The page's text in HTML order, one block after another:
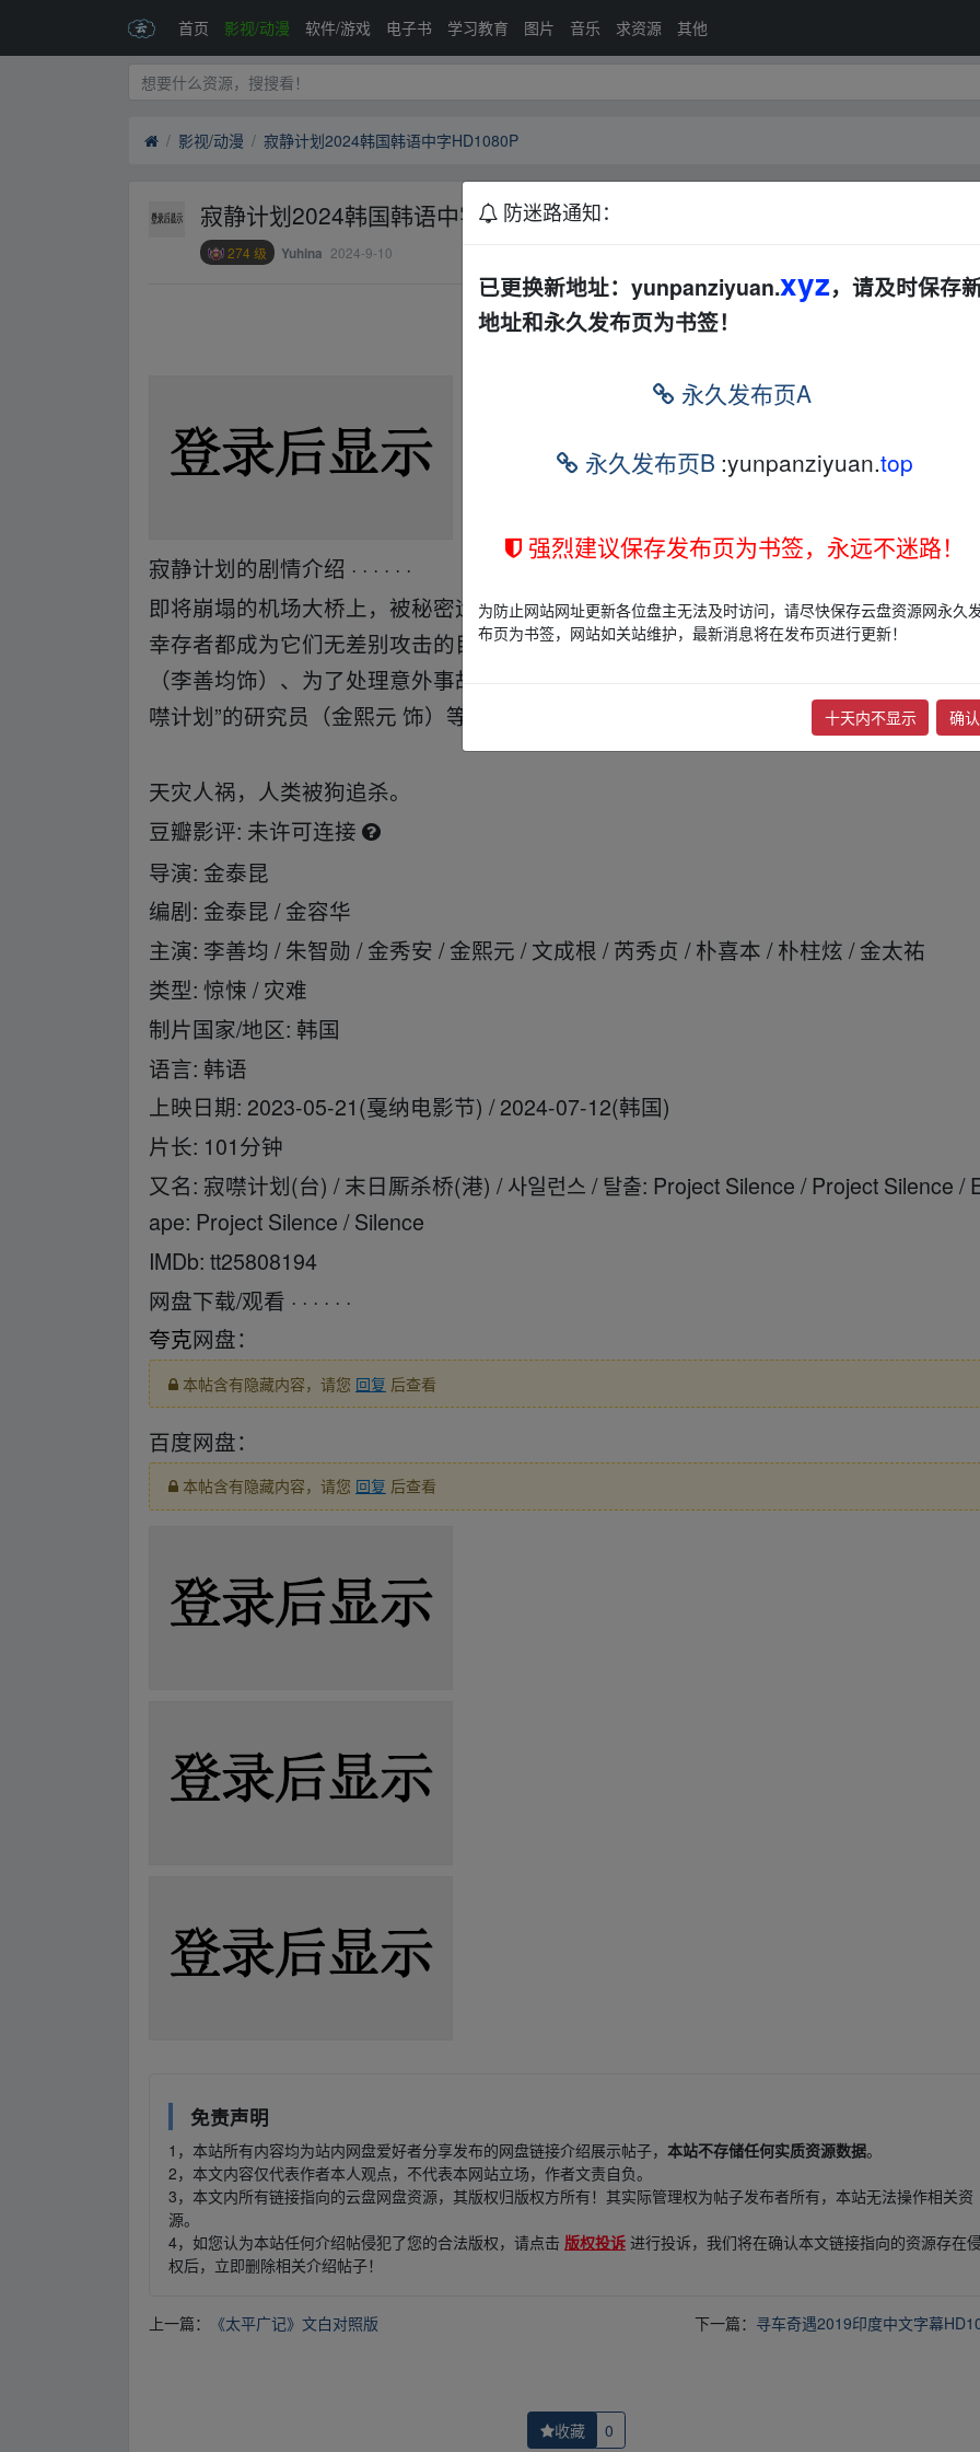
首页 影视/动漫 软件/游戏 电子书 学习教育 图片 音乐 求资源 其他
影视/动漫 寂静计划2024韩国韩语中字HD1080P
寂静计划2024韩国韩语中字HD1080P
274 级 Yuhina 2024-9-10
﹏fr、om w_ww.y▁un﹏pan zi_yu▪an.xy‥z
寂静计划的剧情介绍 · · · · · ·
即将崩塌的机场大桥上，被秘密运送的“寂静计划”实验生物遭到释放，桥上所有灾难中
幸存者都成为它们无差别攻击的目标，所有人的生命危在旦夕。前往机场的安保室行政
（李善均饰）、为了处理意外事故而前往现场的拖吊车司机（朱智勋 饰），以及负责“寂
噤计划”的研究员（金熙元 饰）等人，他们为了寻找一线生机而孤军奋斗……﹏fr、om
天灾人祸，人类被狗追杀。
豆瓣影评: 未许可连接
导演: 金泰昆
编剧: 金泰昆 / 金容华
主演: 李善均 / 朱智勋 / 金秀安 / 金熙元 / 文成根 / 芮秀贞 / 朴喜本 / 朴柱炫 / 金太祐
类型: 惊悚 / 灾难
制片国家/地区: 韩国
语言: 韩语
上映日期: 2023-05-21(戛纳电影节) / 2024-07-12(韩国)
片长: 101分钟
又名: 寂噤计划(台) / 末日厮杀桥(港) / 사일런스 / 탈출: Project Silence / Project Silence /
ape: Project Silence / Silence
IMDb: tt25808194
网盘下载/观看 · · · · · ·
夸克网盘：
本帖含有隐藏内容，请您 回复 后查看
百度网盘：
本帖含有隐藏内容，请您 回复 后查看
免责声明
1，本站所有内容均为站内网盘爱好者分享发布的网盘链接介绍展示帖子， 本站不存储任何实质资源数据。
2，本文内容仅代表作者本人观点，不代表本网站立场，作者文责自负。
3，本文内所有链接指向的云盘网盘资源，其版权归版权方所有！其实际管理权为帖子发布者所有，本站无法操作相关资
源。
4，如您认为本站任何介绍帖侵犯了您的合法版权，请点击 版权投诉 进行投诉，我们将在确认本文链接指向的资源存在
权后，立即删除相关介绍帖子！
上一篇： 《太平广记》文白对照版 下一篇： 寻车奇遇2019印度中文字幕
收藏 0
防迷路通知：
已更换新地址：yunpanziyuan.xyz，请及时保存
地址和永久发布页为书签！
永久发布页A
永久发布页B :yunpanziyuan.top
强烈建议保存发布页为书签，永远不迷路！
为防止网站网址更新各位盘主无法及时访问，请尽快保存云盘资源网永久
布页为书签，网站如关站维护，最新消息将在发布页进行更新！
十天内不显示 确认